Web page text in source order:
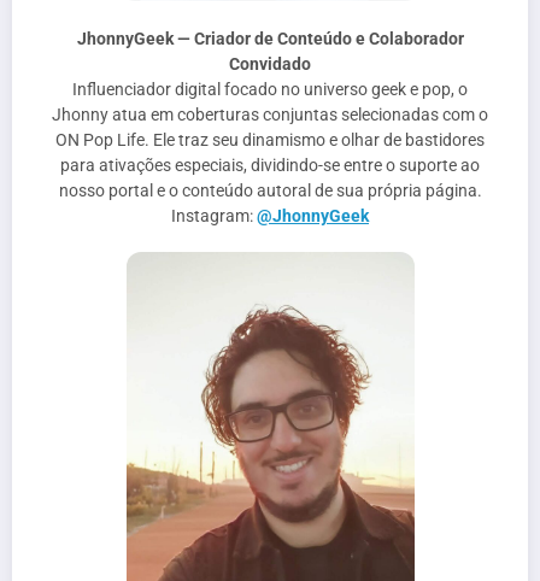
JhonnyGeek — Criador de Conteúdo e Colaborador
Convidado
Influenciador digital focado no universo geek e pop, o
Jhonny atua em coberturas conjuntas selecionadas com o
ON Pop Life. Ele traz seu dinamismo e olhar de bastidores
para ativações especiais, dividindo-se entre o suporte ao
nosso portal e o conteúdo autoral de sua própria página.
Instagram:@JhonnyGeek